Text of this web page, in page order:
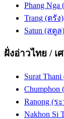
Phang Nga
Trang (ตรัง)
Satun (สตูล)
ฝั่งอ่าวไทย / เ
Surat
Ranong (ร
Nakhon Si